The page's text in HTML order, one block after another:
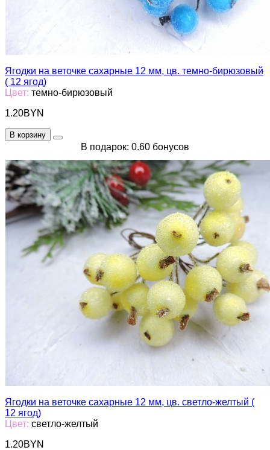
Ягодки на веточке сахарные 12 мм, цв. темно-бирюзовый
( 12 ягод)
Цвет: темно-бирюзовый
1.20BYN
В корзину
В подарок: 0.60 бонусов
Ягодки на веточке сахарные 12 мм, цв. светло-желтый (
12 ягод)
Цвет: светло-желтый
1.20BYN